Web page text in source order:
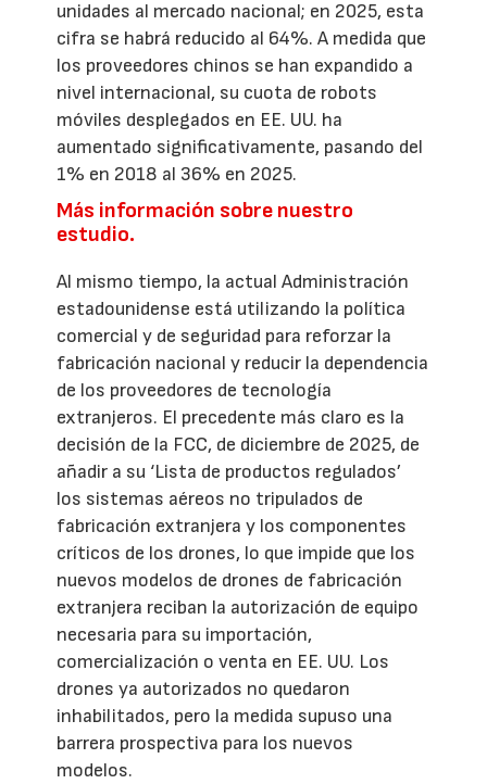
unidades al mercado nacional; en 2025, esta
cifra se habrá reducido al 64%. A medida que
los proveedores chinos se han expandido a
nivel internacional, su cuota de robots
móviles desplegados en EE. UU. ha
aumentado significativamente, pasando del
1% en 2018 al 36% en 2025.
Más información sobre nuestro
estudio.
Al mismo tiempo, la actual Administración
estadounidense está utilizando la política
comercial y de seguridad para reforzar la
fabricación nacional y reducir la dependencia
de los proveedores de tecnología
extranjeros. El precedente más claro es la
decisión de la FCC, de diciembre de 2025, de
añadir a su ‘Lista de productos regulados’
los sistemas aéreos no tripulados de
fabricación extranjera y los componentes
críticos de los drones, lo que impide que los
nuevos modelos de drones de fabricación
extranjera reciban la autorización de equipo
necesaria para su importación,
comercialización o venta en EE. UU. Los
drones ya autorizados no quedaron
inhabilitados, pero la medida supuso una
barrera prospectiva para los nuevos
modelos.